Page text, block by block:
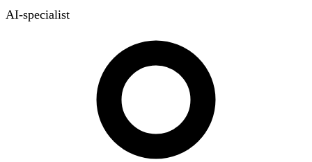
AI-specialist